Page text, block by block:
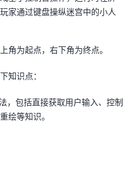
家通过键盘操纵迷宫中的小人
角为起点，右下角为终点。
知识点：
，包括直接获取用户输入、控制
绘等知识。